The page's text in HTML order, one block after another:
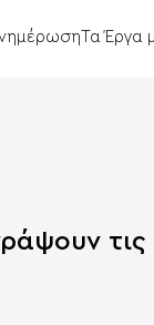
Τα Έργα